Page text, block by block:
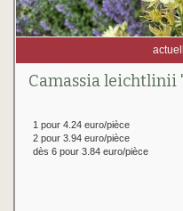
Camassia leichtlinii
1 pour 4.24 euro/pièce
2 pour 3.94 euro/pièce
dès 6 pour 3.84 euro/pièce